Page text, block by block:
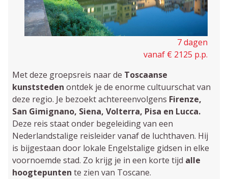
7 dagen
vanaf € 2125 p.p.
Met deze groepsreis naar de Toscaanse
kunststeden ontdek je de enorme cultuurschat van
deze regio. Je bezoekt achtereenvolgens Firenze,
San Gimignano, Siena, Volterra, Pisa en Lucca.
Deze reis staat onder begeleiding van een
Nederlandstalige reisleider vanaf de luchthaven. Hij
is bijgestaan door lokale Engelstalige gidsen in elke
voornoemde stad. Zo krijg je in een korte tijd alle
hoogtepunten te zien van Toscane.